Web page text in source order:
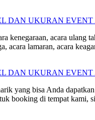
acara ulang
acara lamaran, acara
yang bisa Anda
booking di tempat